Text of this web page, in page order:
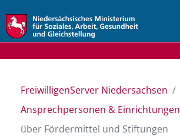
FreiwilligenServer Niedersachsen
Ansprechpersonen & Einrichtungen
über Fördermittel und Stiftungen